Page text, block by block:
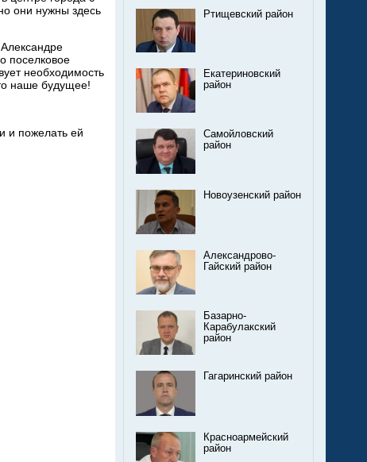
они нужны здесь
поселковое
необходимость
наше будущее!
и пожелать ей
Ртищевский район
Екатериновский
район
Самойловский
район
Новоузенский район
Александрово-
Гайский район
Базарно-
Карабулакский
район
Гагаринский район
Красноармейский
район